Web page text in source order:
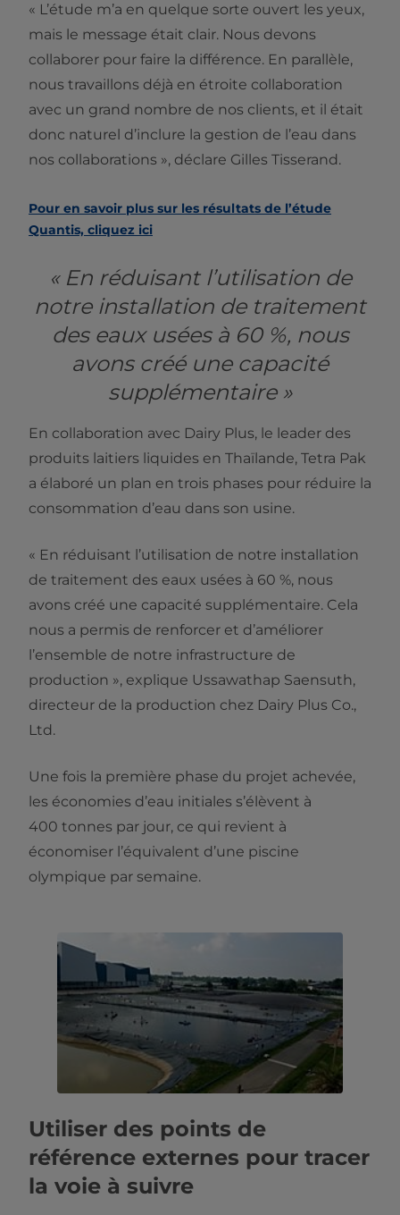
« L’étude m’a en quelque sorte ouvert les yeux,
mais le message était clair. Nous devons
collaborer pour faire la différence. En parallèle,
nous travaillons déjà en étroite collaboration
avec un grand nombre de nos clients, et il était
donc naturel d’inclure la gestion de l’eau dans
nos collaborations », déclare Gilles Tisserand.
Pour en savoir plus sur les résultats de l’étude
Quantis, cliquez ici
« En réduisant l’utilisation de
notre installation de traitement
des eaux usées à 60 %, nous
avons créé une capacité
supplémentaire »
En collaboration avec Dairy Plus, le leader des
produits laitiers liquides en Thaïlande, Tetra Pak
a élaboré un plan en trois phases pour réduire la
consommation d’eau dans son usine.
« En réduisant l’utilisation de notre installation
de traitement des eaux usées à 60 %, nous
avons créé une capacité supplémentaire. Cela
nous a permis de renforcer et d’améliorer
l’ensemble de notre infrastructure de
production », explique Ussawathap Saensuth,
directeur de la production chez Dairy Plus Co.,
Ltd.
Une fois la première phase du projet achevée,
les économies d’eau initiales s’élèvent à
400 tonnes par jour, ce qui revient à
économiser l’équivalent d’une piscine
olympique par semaine.
Utiliser des points de
référence externes pour tracer
la voie à suivre